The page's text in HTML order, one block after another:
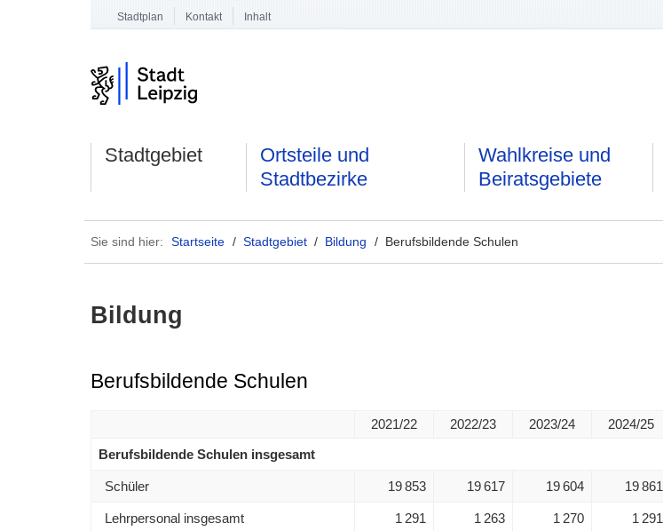
Stadtplan Kontakt Inhalt
Stadtgebiet
Ortsteile und
Stadtbezirke
Wahlkreise und
Beiratsgebiete
Sie sind hier: Startseite / Stadtgebiet / Bildung / Berufsbildende Schulen
Bildung
Berufsbildende Schulen
2021/22 2022/23 2023/24 2024/25
Berufsbildende Schulen insgesamt
Schüler 19 853 19 617 19 604 19 861
Lehrpersonal insgesamt 1 291 1 263 1 270 1 291